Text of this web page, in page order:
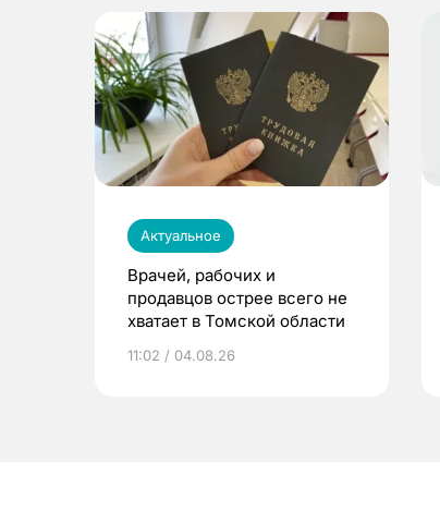
Актуальное
Врачей, рабочих и
продавцов острее всего не
хватает в Томской области
11:02 / 04.08.26